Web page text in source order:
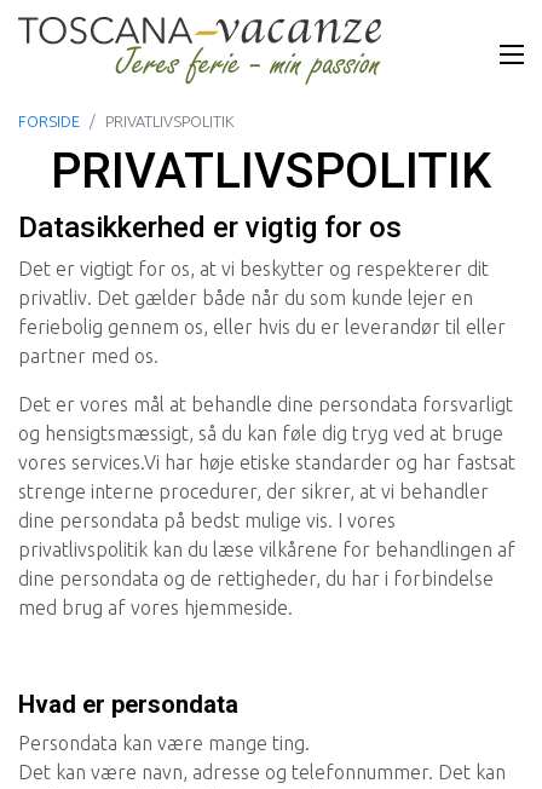
FORSIDE PRIVATLIVSPOLITIK
PRIVATLIVSPOLITIK
Datasikkerhed er vigtig for os
Det er vigtigt for os, at vi beskytter og respekterer dit
privatliv. Det gælder både når du som kunde lejer en
feriebolig gennem os, eller hvis du er leverandør til eller
partner med os.
Det er vores mål at behandle dine persondata forsvarligt
og hensigtsmæssigt, så du kan føle dig tryg ved at bruge
vores services.Vi har høje etiske standarder og har fastsat
strenge interne procedurer, der sikrer, at vi behandler
dine persondata på bedst mulige vis. I vores
privatlivspolitik kan du læse vilkårene for behandlingen af
dine persondata og de rettigheder, du har i forbindelse
med brug af vores hjemmeside.
Hvad er persondata
Persondata kan være mange ting.
Det kan være navn, adresse og telefonnummer. Det kan